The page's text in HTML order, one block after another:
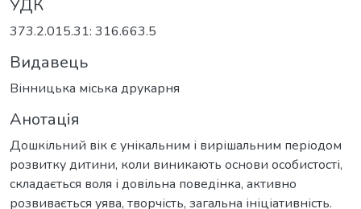
УДК
373.2.015.31: 316.663.5
Видавець
Вінницька міська друкарня
Анотація
Дошкільний вік є унікальним і вирішальним періодом
розвитку дитини, коли виникають основи особистості,
складається воля і довільна поведінка, активно
розвивається уява, творчість, загальна ініціативність.